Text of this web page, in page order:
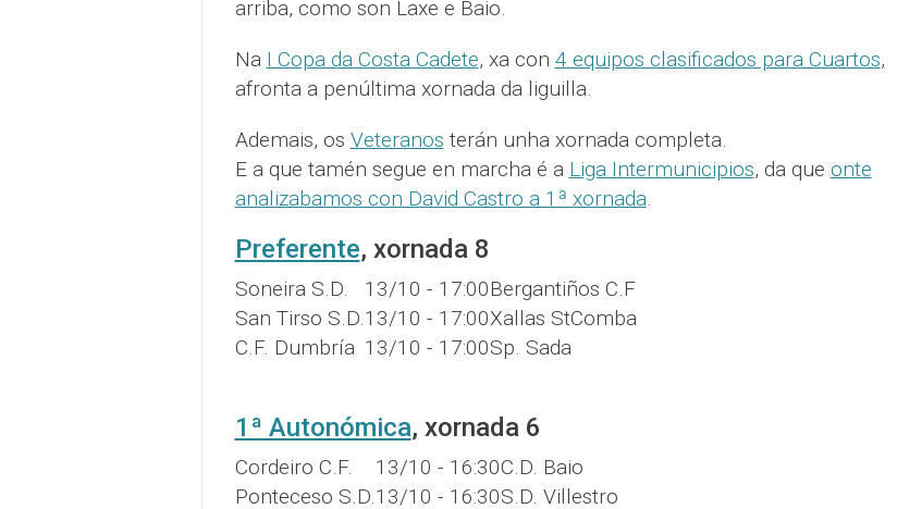
arriba, como son Laxe e Baio.
Na I Copa da Costa Cadete, xa con 4 equipos clasificados para Cuartos,
afronta a penúltima xornada da liguilla.
Ademais, os Veteranos terán unha xornada completa.
E a que tamén segue en marcha é a Liga Intermunicipios, da que onte
analizabamos con David Castro a 1ª xornada.
Preferente, xornada 8
Soneira S.D. 13/10 - 17:00Bergantiños C.F
San Tirso S.D.13/10 - 17:00Xallas StComba
C.F. Dumbría 13/10 - 17:00Sp. Sada
1ª Autonómica, xornada 6
Cordeiro C.F. 13/10 - 16:30C.D. Baio
Ponteceso S.D.13/10 - 16:30S.D. Villestro